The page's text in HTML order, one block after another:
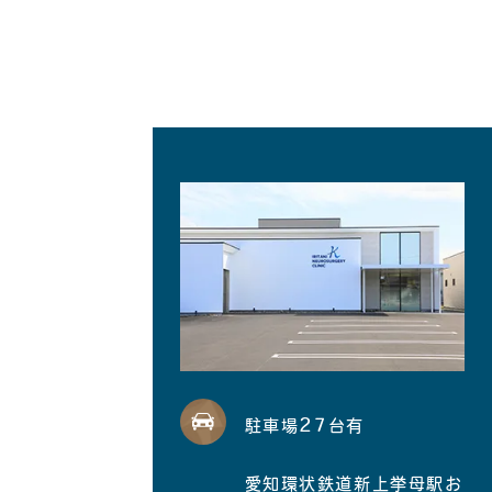
駐車場27 台有
愛知環状鉄道新上挙母駅お